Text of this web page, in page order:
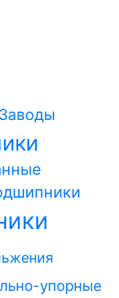
Заводы
упорные